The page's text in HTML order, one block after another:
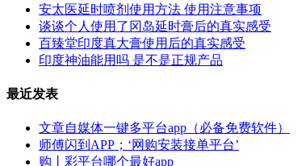
安太医延时喷剂使用方法 使用注意事项
谈谈个人使用了冈岛延时膏后的真实感受
百臻堂印度真大膏使用后的真实感受
印度神油能用吗 是不是正规产品
最近发表
文章自媒体一键多平台app（必备免费软件）
师傅闪到APP；‘网购安装接单平台’
购丨彩平台哪个最好app